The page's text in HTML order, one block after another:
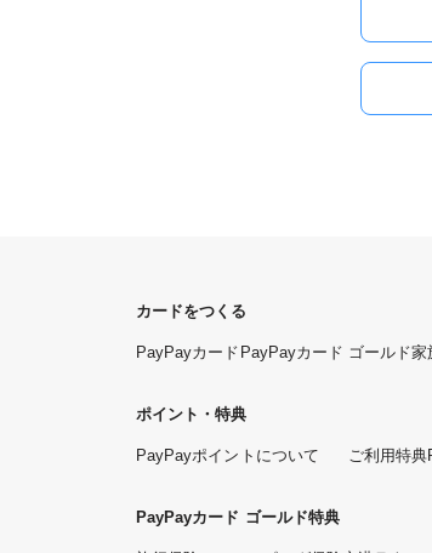
カードをつくる
PayPayカード PayPayカード ゴールド家
ポイント・特典
PayPayポイントについて ご利用特典
PayPayカード ゴールド特典